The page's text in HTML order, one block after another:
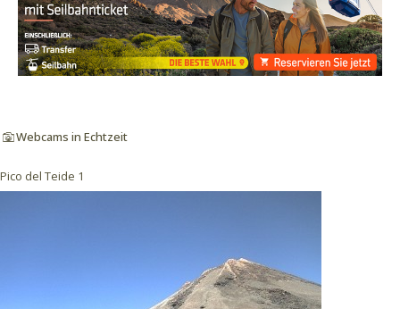
Webcams in Echtzeit
Pico del Teide 1